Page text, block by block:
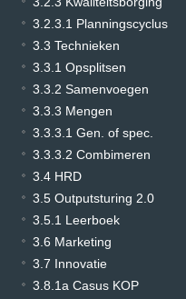
3.2.3.1 Planningscyclus
3.3 Technieken
3.3.1 Opsplitsen
3.3.2 Samenvoegen
3.3.3 Mengen
3.3.3.1 Gen. of spec.
3.3.3.2 Combimeren
3.4 HRD
3.5 Outputsturing 2.0
3.5.1 Leerboek
3.6 Marketing
3.7 Innovatie
3.8.1a Casus KOP